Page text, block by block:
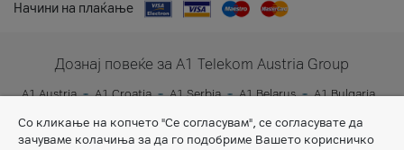
Начини на плаќање
Дознај повеќе за A1 Telekom Austria Group
A1 Austria A1 Croatia A1 Serbia A1 Belarus
A1 Bulgaria
A1 Slovenia
A1 Digital
Со кликање на копчето "Се согласувам", се согласувате да
зачуваме колачиња за да го подобриме Вашето корисничко